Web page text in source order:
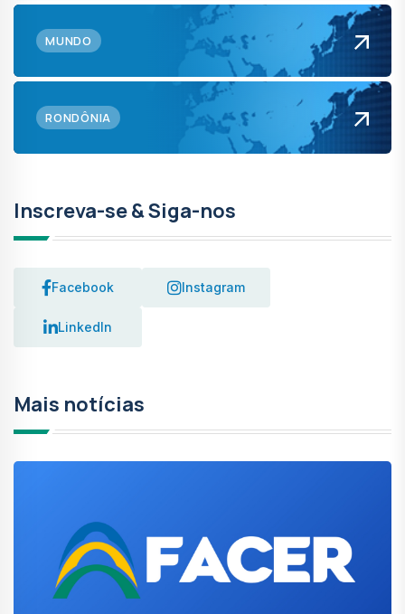
MUNDO
RONDÔNIA
Inscreva-se & Siga-nos
Facebook Instagram
LinkedIn
Mais notícias